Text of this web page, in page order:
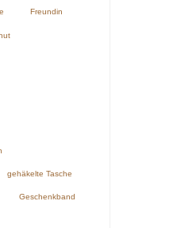
Freundin
gehäkelte Tasche
Geschenkband